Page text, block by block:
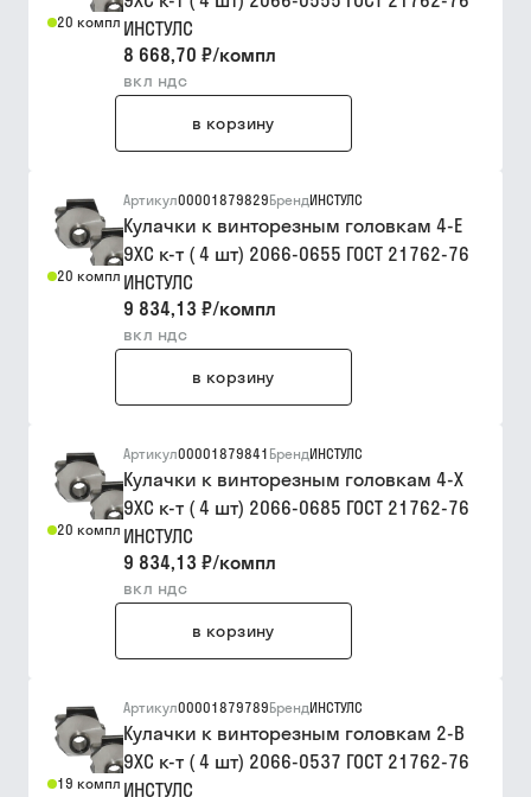
20 компл ИНСТУЛС
8 668,70 ₽/компл
вкл ндс
в корзину
20 компл
Артикул00001879829БрендИНСТУЛС
Кулачки к винторезным головкам 4-Е
9ХС к-т ( 4 шт) 2066-0655 ГОСТ 21762-76
ИНСТУЛС
9 834,13 ₽/компл
вкл ндс
в корзину
20 компл
Артикул00001879841 БрендИНСТУЛС
Кулачки к винторезным головкам 4-Х
9ХС к-т ( 4 шт) 2066-0685 ГОСТ 21762-76
ИНСТУЛС
9 834,13 ₽/компл
вкл ндс
в корзину
19 компл
Артикул00001879789БрендИНСТУЛС
Кулачки к винторезным головкам 2-В
9ХС к-т ( 4 шт) 2066-0537 ГОСТ 21762-76
ИНСТУЛС